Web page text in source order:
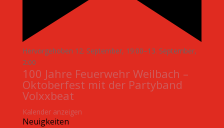
Hervorgehoben 12. September, 19:00–13. September,
2:00
100 Jahre Feuerwehr Weilbach –
Oktoberfest mit der Partyband
Volxxbeat
Kalender anzeigen
Neuigkeiten